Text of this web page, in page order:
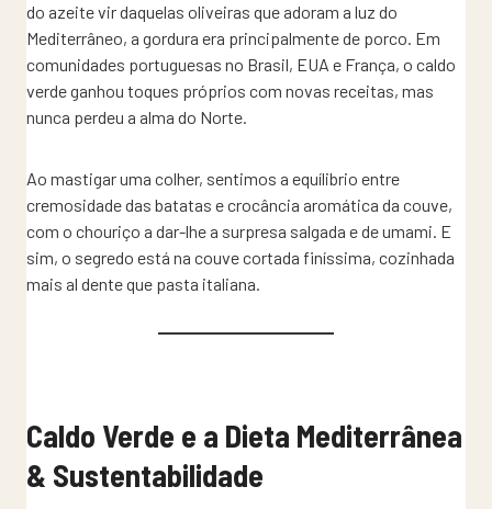
do azeite vir daquelas oliveiras que adoram a luz do
Mediterrâneo, a gordura era principalmente de porco. Em
comunidades portuguesas no Brasil, EUA e França, o caldo
verde ganhou toques próprios com novas receitas, mas
nunca perdeu a alma do Norte.
Ao mastigar uma colher, sentimos a equílibrio entre
cremosidade das batatas e crocância aromática da couve,
com o chouriço a dar-lhe a surpresa salgada e de umami. E
sim, o segredo está na couve cortada finíssima, cozinhada
mais al dente que pasta italiana.
Caldo Verde e a Dieta Mediterrânea
& Sustentabilidade